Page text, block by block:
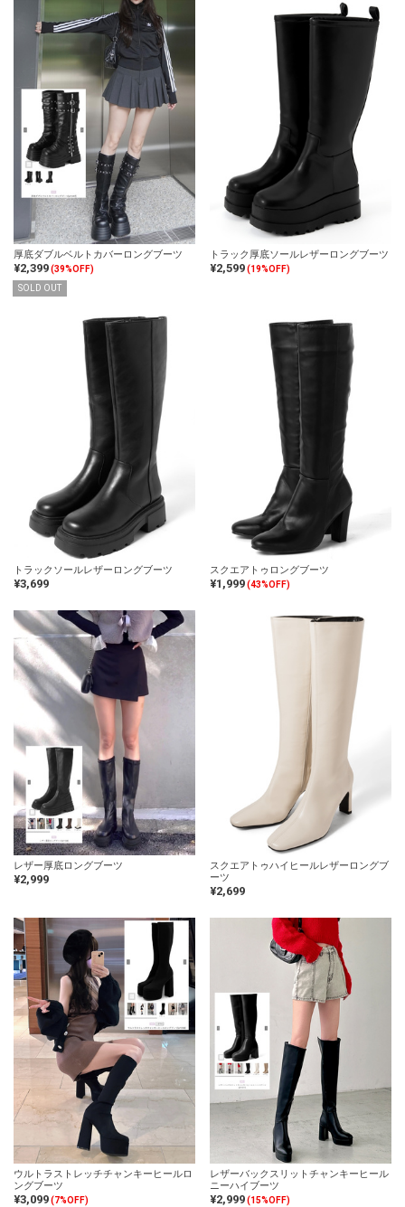
厚底ダブルベルトカバーロングブーツ
¥2,399(39%OFF)
SOLD OUT
トラック厚底ソールレザーロングブーツ
¥2,599(19%OFF)
トラックソールレザーロングブーツ
¥3,699
スクエアトゥロングブーツ
¥1,999(43%OFF)
レザー厚底ロングブーツ
¥2,999
スクエアトゥハイヒールレザーロングブ
ーツ
¥2,699
ウルトラストレッチチャンキーヒールロ
ングブーツ
¥3,099(7%OFF)
レザーバックスリットチャンキーヒール
ニーハイブーツ
¥2,999(15%OFF)